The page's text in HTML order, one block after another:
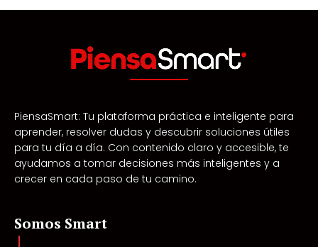
PiensaSmart: Tu plataforma práctica e inteligente para
aprender, resolver dudas y descubrir soluciones útiles
para tu día a día. Con contenido claro y accesible, te
ayudamos a tomar decisiones más inteligentes y a
crecer en cada paso de tu camino.
Somos Smart